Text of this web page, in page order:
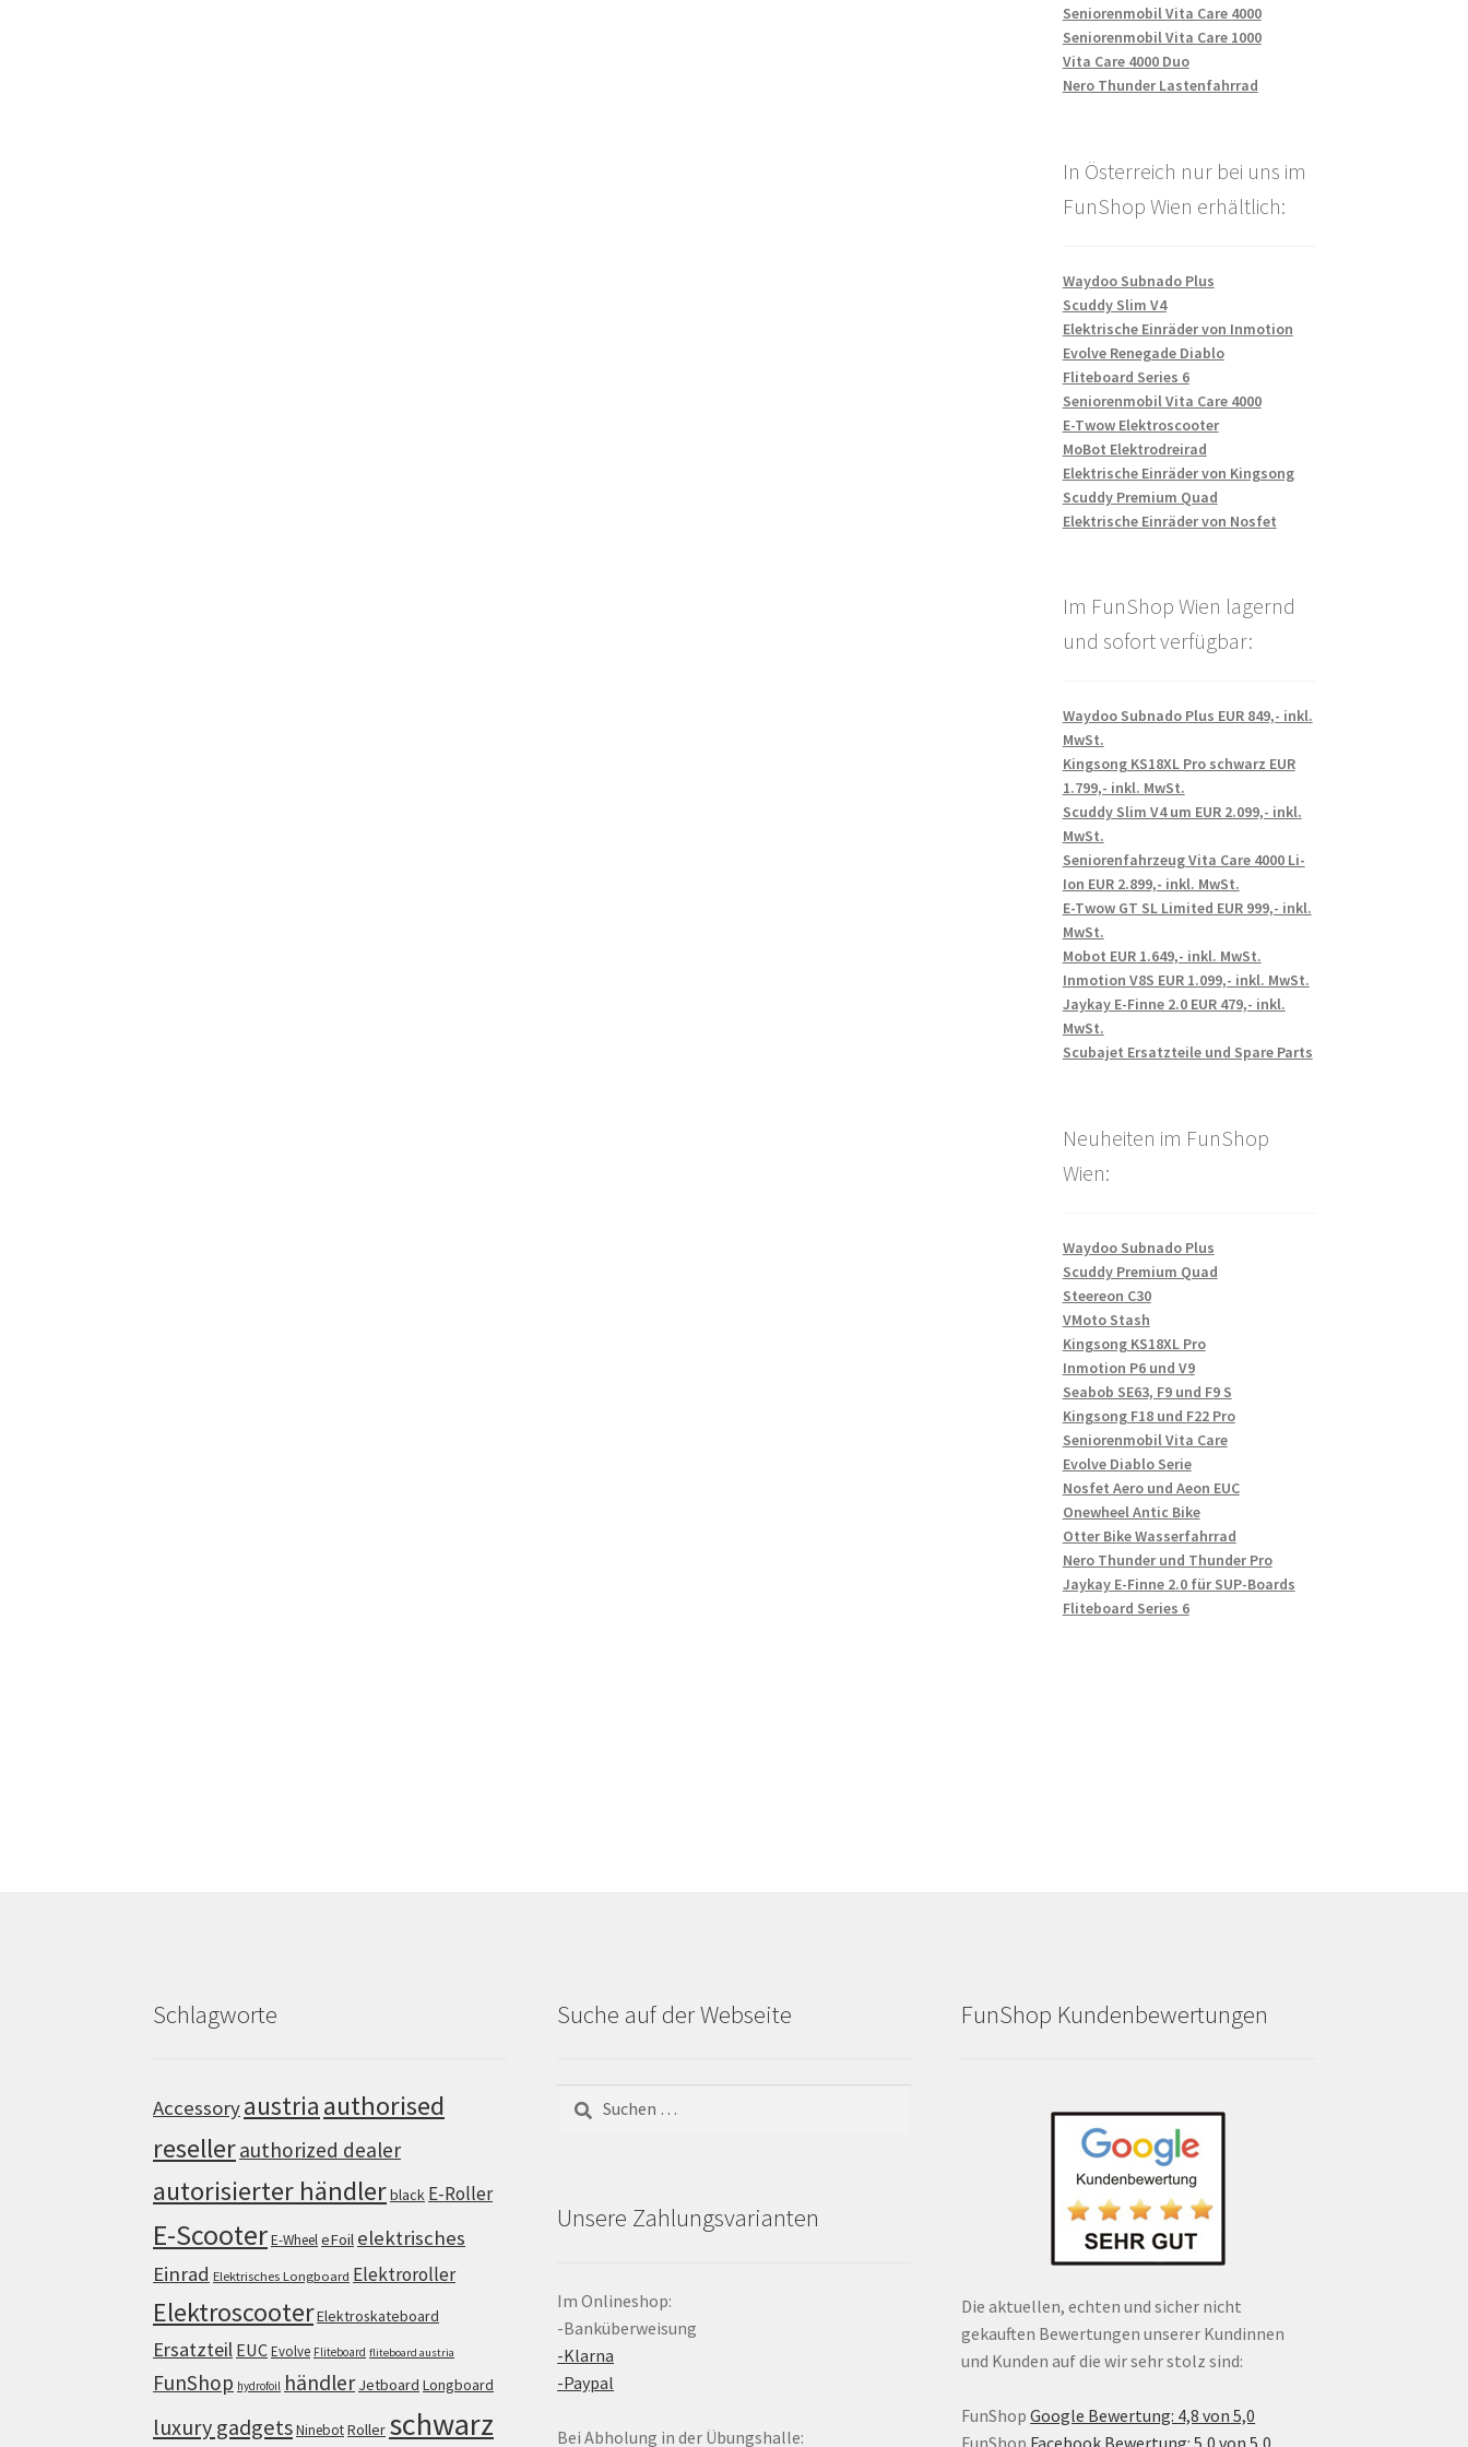
Seniorenmobil Vita Care 4000
Seniorenmobil Vita Care 1000
Vita Care 4000 Duo
Nero Thunder Lastenfahrrad
In Österreich nur bei uns im
FunShop Wien erhältlich:
Waydoo Subnado Plus
Scuddy Slim V4
Elektrische Einräder von Inmotion
Evolve Renegade Diablo
Fliteboard Series 6
Seniorenmobil Vita Care 4000
E-Twow Elektroscooter
MoBot Elektrodreirad
Elektrische Einräder von Kingsong
Scuddy Premium Quad
Elektrische Einräder von Nosfet
Im FunShop Wien lagernd
und sofort verfügbar:
Waydoo Subnado Plus EUR 849,- inkl.
MwSt.
Kingsong KS18XL Pro schwarz EUR
1.799,- inkl. MwSt.
Scuddy Slim V4 um EUR 2.099,- inkl.
MwSt.
Seniorenfahrzeug Vita Care 4000 Li-
Ion EUR 2.899,- inkl. MwSt.
E-Twow GT SL Limited EUR 999,- inkl.
MwSt.
Mobot EUR 1.649,- inkl. MwSt.
Inmotion V8S EUR 1.099,- inkl. MwSt.
Jaykay E-Finne 2.0 EUR 479,- inkl.
MwSt.
Scubajet Ersatzteile und Spare Parts
Neuheiten im FunShop
Wien:
Waydoo Subnado Plus
Scuddy Premium Quad
Steereon C30
VMoto Stash
Kingsong KS18XL Pro
Inmotion P6 und V9
Seabob SE63, F9 und F9 S
Kingsong F18 und F22 Pro
Seniorenmobil Vita Care
Evolve Diablo Serie
Nosfet Aero und Aeon EUC
Onewheel Antic Bike
Otter Bike Wasserfahrrad
Nero Thunder und Thunder Pro
Jaykay E-Finne 2.0 für SUP-Boards
Fliteboard Series 6
Schlagworte
Accessoryaustria authorised
resellerauthorized dealer
autorisierter händlerblack E-Roller
E-ScooterE-WheeleFoil elektrisches
Einrad Elektrisches Longboard Elektroroller
ElektroscooterElektroskateboard
Ersatzteil EUCEvolve Fliteboard fliteboard austria
FunShop hydrofoil händler Jetboard Longboard
luxury gadgetsNinebotRoller schwarz
Suche auf der Webseite
nach:
Unsere Zahlungsvarianten
Im Onlineshop:
-Banküberweisung
-Klarna
-Paypal
Bei Abholung in der Übungshalle:
FunShop Kundenbewertungen
Die aktuellen, echten und sicher nicht
gekauften Bewertungen unserer Kundinnen
und Kunden auf die wir sehr stolz sind:
FunShop Google Bewertung: 4,8 von 5,0
FunShop Facebook Bewertung: 5,0 von 5,0